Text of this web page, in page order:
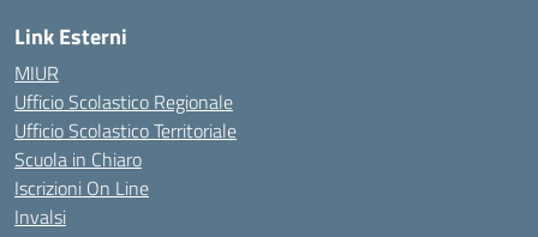
Link Esterni
MIUR
Ufficio Scolastico Regionale
Ufficio Scolastico Territoriale
Scuola in Chiaro
Iscrizioni On Line
Invalsi